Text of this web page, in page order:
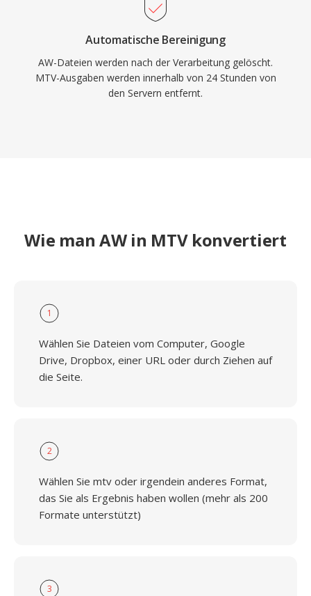
Automatische Bereinigung
AW-Dateien werden nach der Verarbeitung gelöscht.
MTV-Ausgaben werden innerhalb von 24 Stunden von
den Servern entfernt.
Wie man AW in MTV konvertiert
1
Wählen Sie Dateien vom Computer, Google
Drive, Dropbox, einer URL oder durch Ziehen auf
die Seite.
2
Wählen Sie mtv oder irgendein anderes Format,
das Sie als Ergebnis haben wollen (mehr als 200
Formate unterstützt)
3